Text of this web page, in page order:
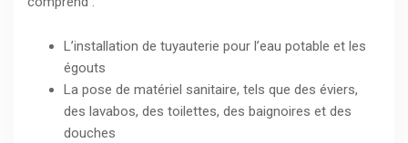
L’installation de tuyauterie pour l’eau potable et les
égouts
La pose de matériel sanitaire, tels que des éviers,
des lavabos, des toilettes, des baignoires et des
douches